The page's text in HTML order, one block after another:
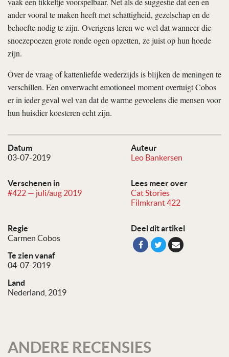
Datum
03-07-2019
Auteur
Leo Bankersen
Verschenen in
#422 — juli/aug 2019
Lees meer over
Cat Stories
Filmkrant 422
Regie
Carmen Cobos
Te zien vanaf
04-07-2019
Land
Nederland, 2019
Deel dit artikel
ander vooral te maken heeft met schattigheid, gezelschap en de
behoefte nodig te zijn. Overigens leren we wel dat wanneer die
snoezepoezen grote ronde ogen opzetten, ze juist op hun hoede
zijn.
Over de vraag of kattenliefde wederzijds is blijken de meningen te
verschillen. Een onverwacht emotioneel moment overtuigt Cobos
er in ieder geval wel van dat de warme gevoelens die mensen voor
hun huisdier koesteren echt zijn.
ANDERE RECENSIES